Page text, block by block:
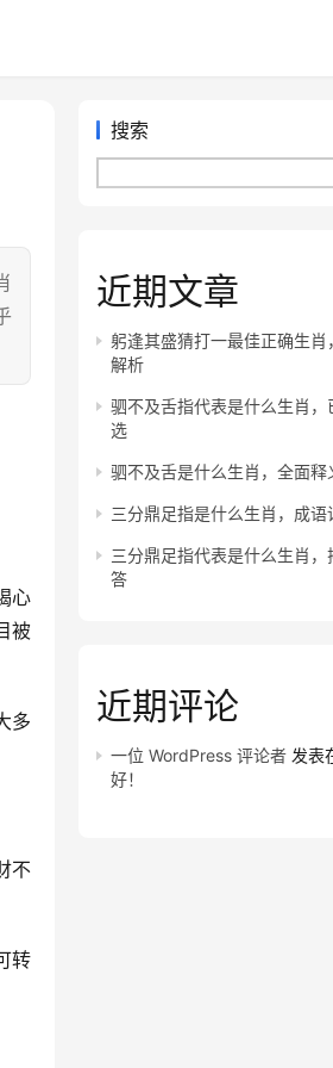
心
被
多
不
转
搜索
近期文章
躬逢其盛猜打一最佳正确生肖
解析
驷不及舌指代表是什么生肖，
选
驷不及舌是什么生肖，全面释
三分鼎足指是什么生肖，成语
三分鼎足指代表是什么生肖，
答
近期评论
一位 WordPress 评论者 发表
好！